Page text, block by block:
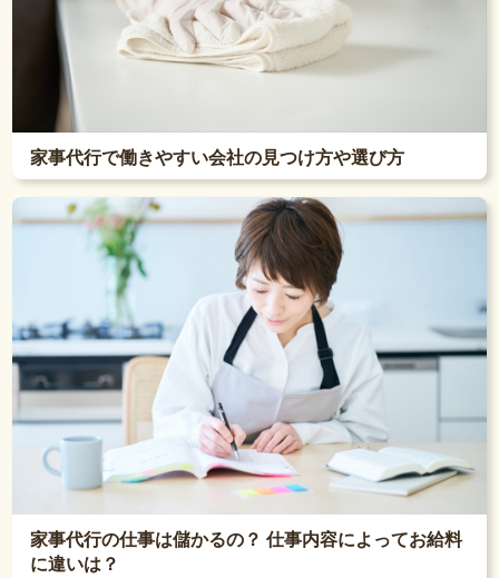
家事代行で働きやすい会社の見つけ方や選び方
家事代行の仕事は儲かるの？ 仕事内容によってお給料
に違いは？